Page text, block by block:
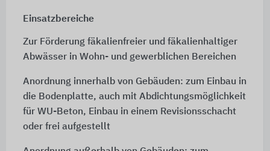
Einsatzbereiche
Zur Förderung fäkalienfreier und fäkalienhaltiger
Abwässer in Wohn-und gewerblichen Bereichen
Anordnung innerhalb von Gebäuden: zum Einbau in
die Bodenplatte, auch mit Abdichtungsmöglichkeit
für WU-Beton, Einbau in einem Revisionsschacht
oder frei aufgestellt